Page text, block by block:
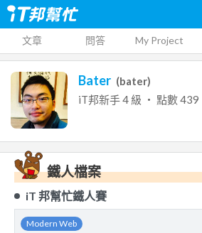
文章 問答 My Project
Bater (bater)
iT邦新手4 級 ‧ 點數439
鐵人檔案
iT 邦幫忙鐵人賽
Modern Web